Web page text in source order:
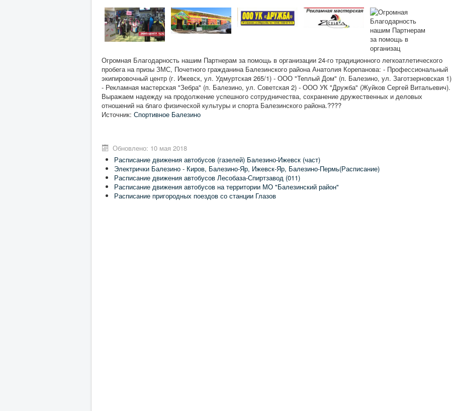
Огромная Благодарность нашим Партнерам за помощь в организации 24-го традиционного легкоатлетического
пробега на призы ЗМС, Почетного гражданина Балезинского района Анатолия Корепанова: - Профессиональный
экипировочный центр (г. Ижевск, ул. Удмуртская 265/1) - ООО "Теплый Дом" (п. Балезино, ул. Заготзерновская 1)
- Рекламная мастерская "Зебра" (п. Балезино, ул. Советская 2) - ООО УК "Дружба" (Жуйков Сергей Витальевич).
Выражаем надежду на продолжение успешного сотрудничества, сохранение дружественных и деловых
отношений на благо физической культуры и спорта Балезинского района.????
Источник: Спортивное Балезино
Обновлено: 10 мая 2018
Расписание движения автобусов (газелей) Балезино-Ижевск (част)
Электрички Балезино - Киров, Балезино-Яр, Ижевск-Яр, Балезино-Пермь(Расписание)
Расписание движения автобусов Лесобаза-Спиртзавод (011)
Расписание движения автобусов на территории МО "Балезинский район"
Расписание пригородных поездов со станции Глазов